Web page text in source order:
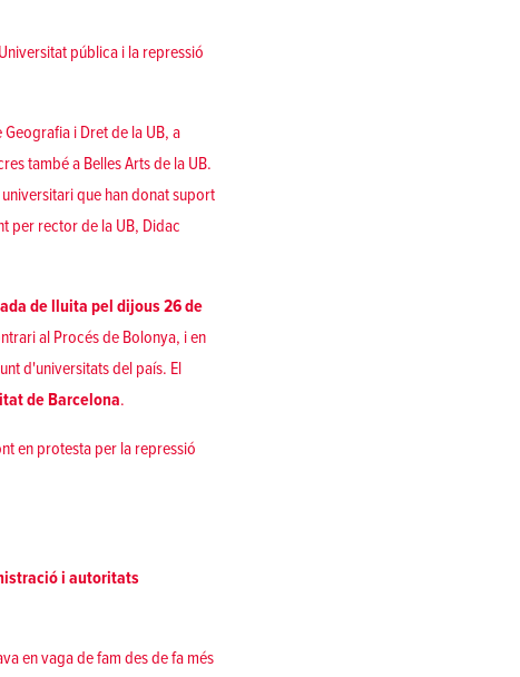
pública i la repressió
i Dret de la UB, a
també a Belles Arts de la UB.
que han donat suport
per rector de la UB, Didac
de lluita pel dijous 26 de
al Procés de Bolonya, i en
d'universitats del país. El
de Barcelona.
en protesta per la repressió
i autoritats
en vaga de fam des de fa més